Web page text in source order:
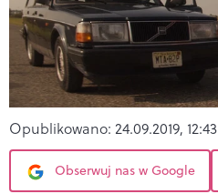
Opublikowano: 24.09.2019, 12:43
Obserwuj nas w Google